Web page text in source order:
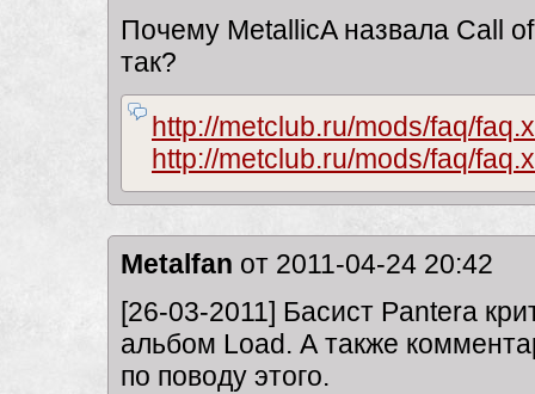
Почему MetallicA назвала Call
так?
http://metclub.ru/mods/faq/
http://metclub.ru/mods/faq/
Metalfan от 2011-04-24 20:42
[26-03-2011] Басист Pantera
альбом Load. А также
по поводу этого.